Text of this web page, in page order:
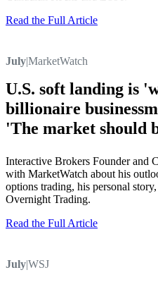
Read the Full Article
July|MarketWatch
U.S. soft landing is
billionaire
'The market should
Interactive Brokers Founder and
with MarketWatch about his
options trading, his personal
Overnight Trading.
Read the Full Article
July|WSJ